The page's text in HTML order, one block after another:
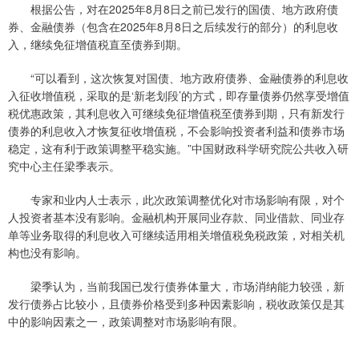
根据公告，对在2025年8月8日之前已发行的国债、地方政府债
券、金融债券（包含在2025年8月8日之后续发行的部分）的利息收
入，继续免征增值税直至债券到期。
“可以看到，这次恢复对国债、地方政府债券、金融债券的利息收
入征收增值税，采取的是‘新老划段’的方式，即存量债券仍然享受增值
税优惠政策，其利息收入可继续免征增值税至债券到期，只有新发行
债券的利息收入才恢复征收增值税，不会影响投资者利益和债券市场
稳定，这有利于政策调整平稳实施。”中国财政科学研究院公共收入研
究中心主任梁季表示。
专家和业内人士表示，此次政策调整优化对市场影响有限，对个
人投资者基本没有影响。金融机构开展同业存款、同业借款、同业存
单等业务取得的利息收入可继续适用相关增值税免税政策，对相关机
构也没有影响。
梁季认为，当前我国已发行债券体量大，市场消纳能力较强，新
发行债券占比较小，且债券价格受到多种因素影响，税收政策仅是其
中的影响因素之一，政策调整对市场影响有限。